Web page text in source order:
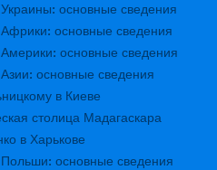
основные сведения
основные сведения
основные сведения
основные сведения
в Киеве
столица Мадагаскара
в Харькове
основные сведения